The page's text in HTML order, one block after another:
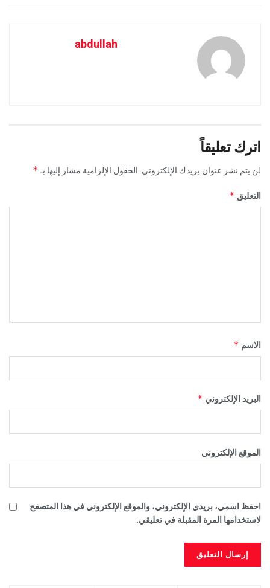
abdullah
اترك تعليقاً
لن يتم نشر عنوان بريدك الإلكتروني. الحقول الإلزامية مشار إليها بـ*
التعليق*
الاسم*
البريد الإلكتروني*
الموقع الإلكتروني
احفظ اسمي، بريدي الإلكتروني، والموقع الإلكتروني في هذا المتصفح
لاستخدامها المرة المقبلة في تعليقي.